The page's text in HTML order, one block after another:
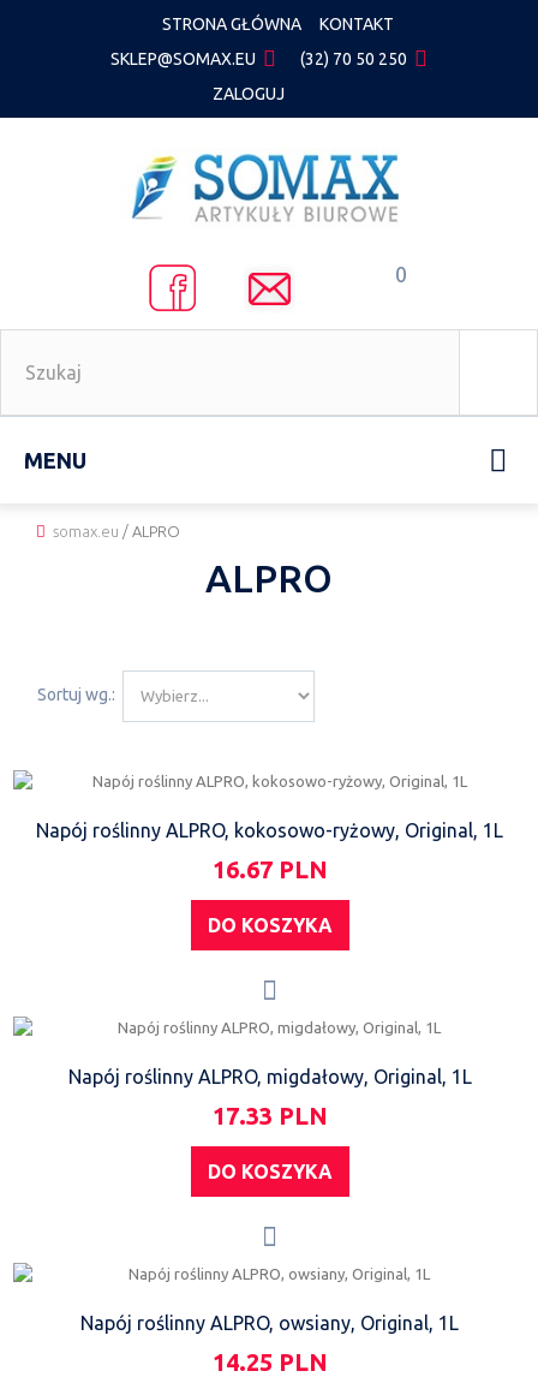
STRONA GŁÓWNA
KONTAKT
SKLEP@SOMAX.EU
(32) 70 50 250
ZALOGUJ
0
MENU
somax.eu / ALPRO
ALPRO
Sortuj wg.:
Napój roślinny ALPRO, kokosowo-ryżowy, Original, 1L
16.67 PLN
DO KOSZYKA
Napój roślinny ALPRO, migdałowy, Original, 1L
17.33 PLN
DO KOSZYKA
Napój roślinny ALPRO, owsiany, Original, 1L
14.25 PLN